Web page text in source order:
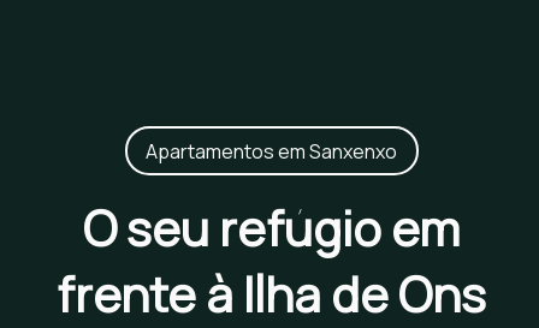
Apartamentos em Sanxenxo
O seu refúgio em
frente à Ilha de Ons